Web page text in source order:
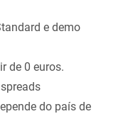
e demo
de 0 euros.
do país de